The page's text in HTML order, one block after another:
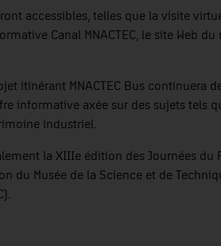
accessibles, telles que la visite
Canal MNACTEC, le site Web du
itinérant MNACTEC Bus continuera
informative axée sur des sujets tels
industriel.
la XIIIe édition des Journées du
du Musée de la Science et de